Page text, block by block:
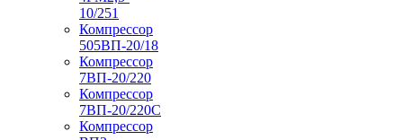
10/251
Компрессор
505ВП-20/18
Компрессор
7ВП-20/220
Компрессор
7ВП-20/220С
Компрессор